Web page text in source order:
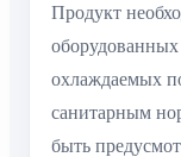
Продукт
охлаждаемых
санитарным
быть